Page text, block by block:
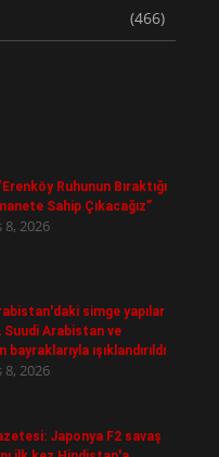
(466)
Ruhunun Bıraktığı
Sahip Çıkacağız”
2026
simge yapılar
Suudi Arabistan ve
ışıklandırıldı
2026
Japonya F2 savaş